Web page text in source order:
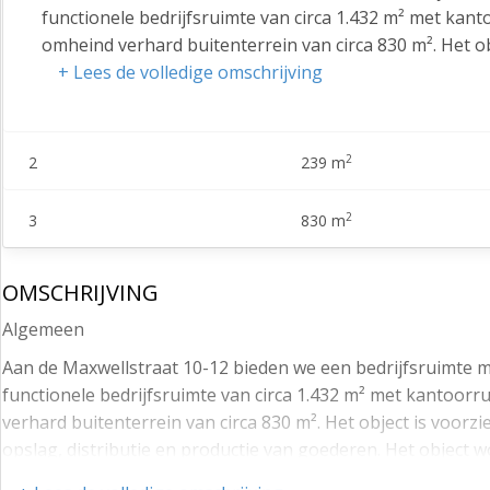
functionele bedrijfsruimte van circa 1.432 m² met
omheind verhard buitenterrein van circa 830 m². Het
zowel geschikt voor opslag, distributie en productie
bedrijventerrein Dordtse Kil I, nabij de belangrijke
richting Rotterdam, Breda en Antwerpen, terwijl ook
infrastructurele verbeteringen rondom de
Ook met het openbaar vervoer is de Maxwellstraat
sprinterverbindingen richting onder andere
busverbindingen een goede aansluiting op de
centrale ligging, uitstekende infrastructuur en goede
Maxwellstraat een aantrekkelijke vestigingslocatie
+ Lees de volledige omschrijving
2 239 m2
3 830 m2
OMSCHRIJVING
Algemeen
Aan de Maxwellstraat 10-12 bieden we een
functionele bedrijfsruimte van circa 1.432 m² met
verhard buitenterrein van circa 830 m². Het object is
opslag, distributie en productie van goederen. Het object